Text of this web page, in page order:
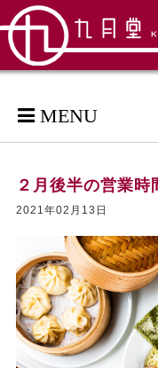
MENU
２月後半の営業時
2021年02月13日